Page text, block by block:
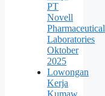
PT
Novell
Pharmaceutical
Laboratories
Oktober
2025
Lowongan
Kerja
Kumaw